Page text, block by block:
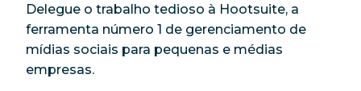
Delegue o trabalho tedioso à Hootsuite, a
ferramenta número 1 de gerenciamento de
mídias sociais para pequenas e médias
empresas.